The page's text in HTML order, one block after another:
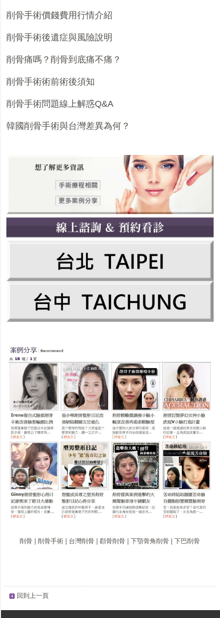
削骨手術價錢費用行情介紹
削骨手術後遺症與風險說明
削骨痛嗎？削骨到底痛不痛？
削骨手術術前術後須知
削骨手術問題線上解惑Q&A
韓國削骨手術與台灣差異為何？
削骨 |削骨手術 台灣削骨 |顴骨削骨 |下顎骨角削骨 |下巴削骨
回到上一頁